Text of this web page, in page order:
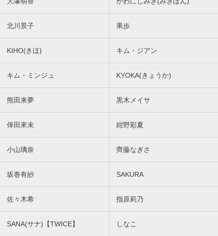
北川景子 果歩
KIHO(きほ) キム・ジアン
キム・ミンジュ KYOKA(きょうか)
熊田来夢 黒木メイサ
倖田來未 紺野彩夏
小山璃奈 齊藤なぎさ
坂巻有紗 SAKURA
佐々木希 指原莉乃
SANA(サナ)【TWICE】 しなこ